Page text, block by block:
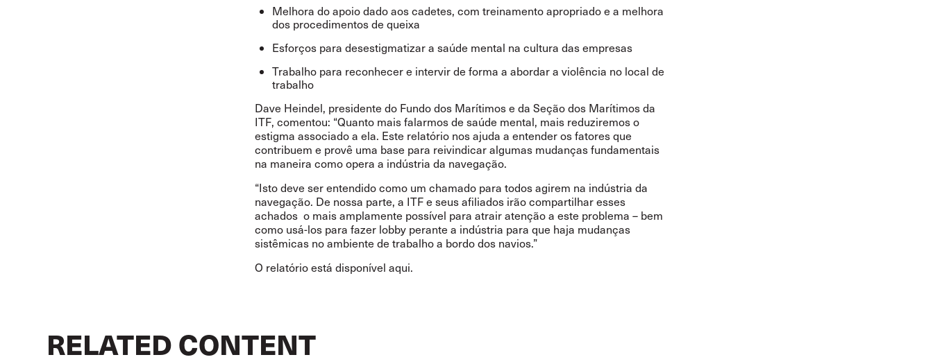
Melhora do apoio dado aos cadetes, com treinamento apropriado e a melhora
dos procedimentos de queixa
Esforços para desestigmatizar a saúde mental na cultura das empresas
Trabalho para reconhecer e intervir de forma a abordar a violência no local de
trabalho
Dave Heindel, presidente do Fundo dos Marítimos e da Seção dos Marítimos da
ITF, comentou: “Quanto mais falarmos de saúde mental, mais reduziremos o
estigma associado a ela. Este relatório nos ajuda a entender os fatores que
contribuem e provê uma base para reivindicar algumas mudanças fundamentais
na maneira como opera a indústria da navegação.
“Isto deve ser entendido como um chamado para todos agirem na indústria da
navegação. De nossa parte, a ITF e seus afiliados irão compartilhar esses
achados o mais amplamente possível para atrair atenção a este problema – bem
como usá-los para fazer lobby perante a indústria para que haja mudanças
sistêmicas no ambiente de trabalho a bordo dos navios.”
O relatório está disponível aqui.
RELATED CONTENT